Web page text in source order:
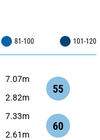
81-100 101-120
7.07m
2.82m
55
7.33m
2.61m
60